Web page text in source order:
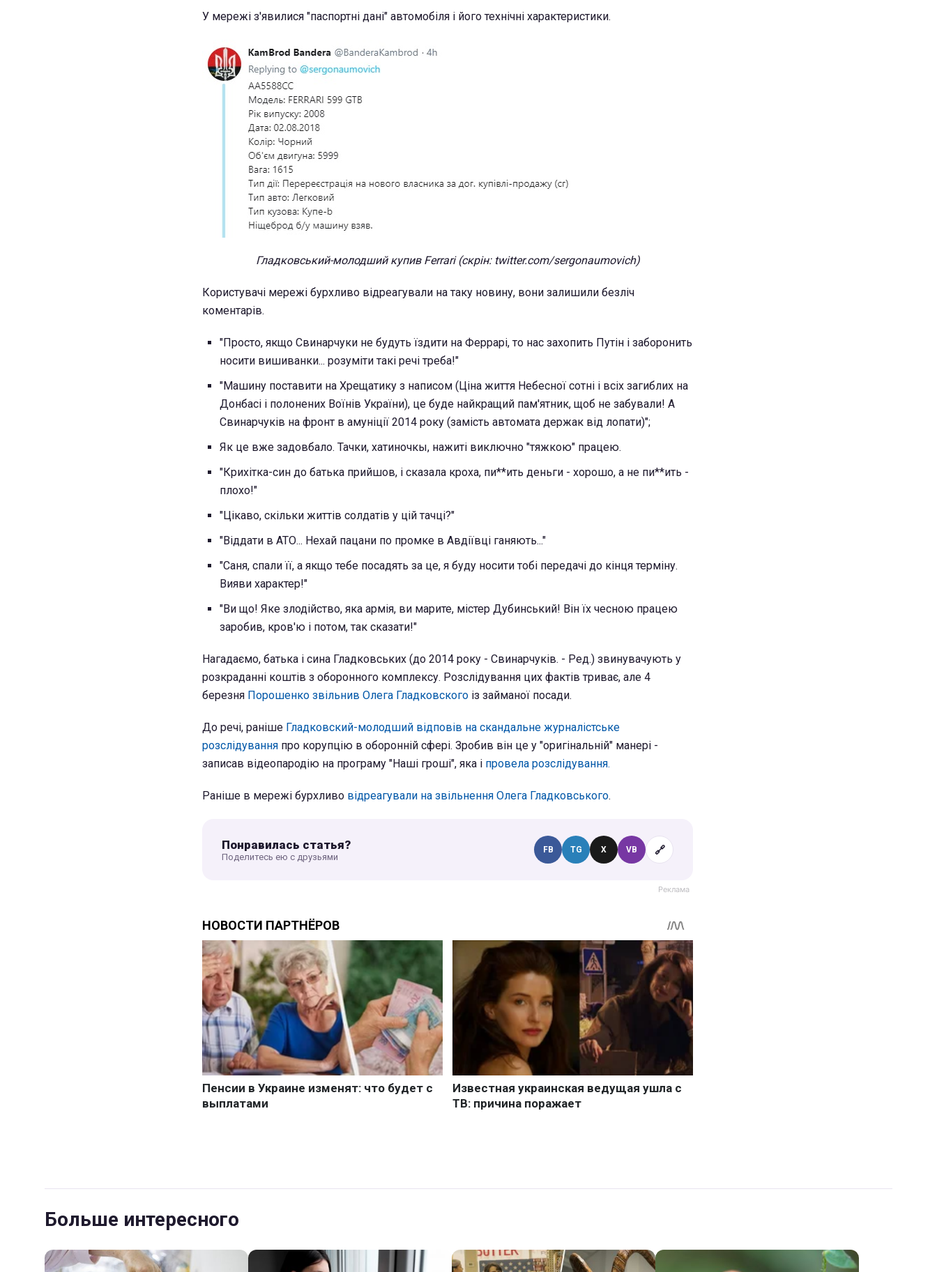
У мережі з'явилися "паспортні дані" автомобіля і його технічні характеристики.
Гладковський-молодший купив Ferrari (скрін: twitter.com/sergonaumovich)
Користувачі мережі бурхливо відреагували на таку новину, вони залишили безліч
коментарів.
"Просто, якщо Свинарчуки не будуть їздити на Феррарі, то нас захопить Путін і заборонить
носити вишиванки... розуміти такі речі треба!"
"Машину поставити на Хрещатику з написом (Ціна життя Небесної сотні і всіх загиблих на
Донбасі і полонених Воїнів України), це буде найкращий пам'ятник, щоб не забували! А
Свинарчуків на фронт в амуніції 2014 року (замість автомата держак від лопати)";
Як це вже задовбало. Тачки, хатиночкы, нажиті виключно "тяжкою" працею.
"Крихітка-син до батька прийшов, і сказала кроха, пи**ить деньги - хорошо, а не пи**ить -
плохо!"
"Цікаво, скільки життів солдатів у цій тачці?"
"Віддати в АТО... Нехай пацани по промке в Авдіївці ганяють..."
"Саня, спали її, а якщо тебе посадять за це, я буду носити тобі передачі до кінця терміну.
Вияви характер!"
"Ви що! Яке злодійство, яка армія, ви марите, містер Дубинський! Він їх чесною працею
заробив, кров'ю і потом, так сказати!"
Нагадаємо, батька і сина Гладковських (до 2014 року - Свинарчуків. - Ред.) звинувачують у
розкраданні коштів з оборонного комплексу. Розслідування цих фактів триває, але 4
березня Порошенко звільнив Олега Гладковского із займаної посади.
До речі, раніше Гладковский-молодший відповів на скандальне журналістське
розслідування про корупцію в оборонній сфері. Зробив він це у "оригінальній" манері -
записав відеопародію на програму "Наші гроші", яка і провела розслідування.
Раніше в мережі бурхливо відреагували на звільнення Олега Гладковського.
Понравилась статья?
Поделитесь ею с друзьями
FB TG X VB 🔗
Больше интересного